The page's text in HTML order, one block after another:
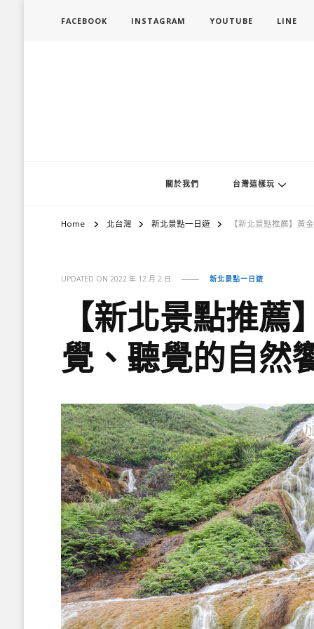
FACEBOOK INSTAGRAM YOUTUBE LINE
關於我們 台灣這樣玩
Home 北台灣 新北景點一日遊 【新北景點推薦】黃
UPDATED ON 2022 年 12 月 2 日 新北景點一日遊
【新北景點推
覺、聽覺的自然